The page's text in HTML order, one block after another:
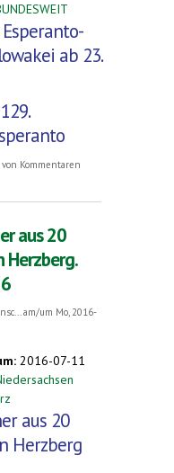
ab 23.
der Esperanto-
von
Kommentaren
aus 20
Herzberg.
am/um Mo, 2016-
2016-07-11
aus 20
Herzberg